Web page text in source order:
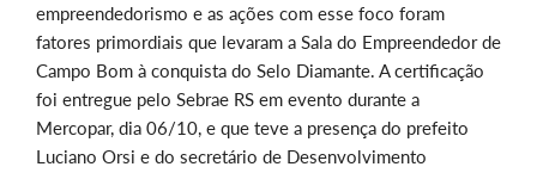
empreendedorismo e as ações com esse foco foram
fatores primordiais que levaram a Sala do Empreendedor de
Campo Bom à conquista do Selo Diamante. A certificação
foi entregue pelo Sebrae RS em evento durante a
Mercopar, dia 06/10, e que teve a presença do prefeito
Luciano Orsi e do secretário de Desenvolvimento